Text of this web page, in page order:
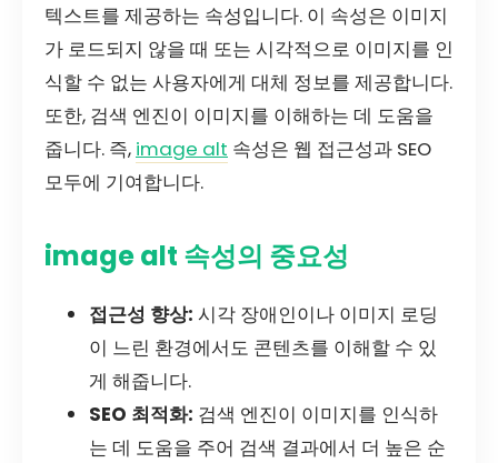
텍스트를 제공하는 속성입니다. 이 속성은 이미지
가 로드되지 않을 때 또는 시각적으로 이미지를 인
식할 수 없는 사용자에게 대체 정보를 제공합니다.
또한, 검색 엔진이 이미지를 이해하는 데 도움을
줍니다. 즉, image alt 속성은 웹 접근성과 SEO
모두에 기여합니다.
image alt 속성의 중요성
접근성 향상: 시각 장애인이나 이미지 로딩
이 느린 환경에서도 콘텐츠를 이해할 수 있
게 해줍니다.
SEO 최적화: 검색 엔진이 이미지를 인식하
는 데 도움을 주어 검색 결과에서 더 높은 순